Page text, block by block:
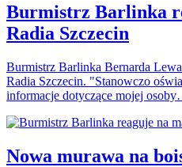
Burmistrz Barlinka
Radia Szczecin
Burmistrz Barlinka Bernarda
Radia Szczecin. "Stanowczo
informacje dotyczące mojej
Nowa murawa na